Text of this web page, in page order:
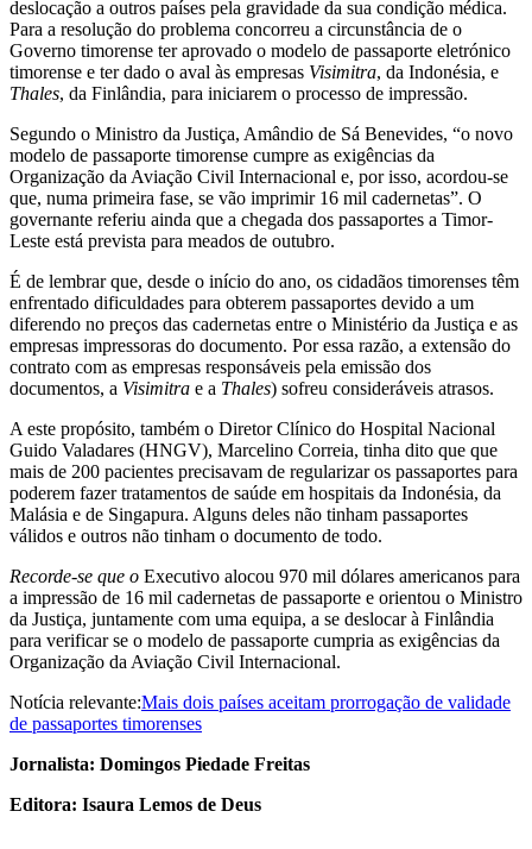
deslocação a outros países pela gravidade da sua condição médica.
Para a resolução do problema concorreu a circunstância de o
Governo timorense ter aprovado o modelo de passaporte eletrónico
timorense e ter dado o aval às empresas Visimitra, da Indonésia, e
Thales, da Finlândia, para iniciarem o processo de impressão.
Segundo o Ministro da Justiça, Amândio de Sá Benevides, “o novo
modelo de passaporte timorense cumpre as exigências da
Organização da Aviação Civil Internacional e, por isso, acordou-se
que, numa primeira fase, se vão imprimir 16 mil cadernetas”. O
governante referiu ainda que a chegada dos passaportes a Timor-
Leste está prevista para meados de outubro.
É de lembrar que, desde o início do ano, os cidadãos timorenses têm
enfrentado dificuldades para obterem passaportes devido a um
diferendo no preços das cadernetas entre o Ministério da Justiça e as
empresas impressoras do documento. Por essa razão, a extensão do
contrato com as empresas responsáveis pela emissão dos
documentos, a Visimitra e a Thales) sofreu consideráveis atrasos.
A este propósito, também o Diretor Clínico do Hospital Nacional
Guido Valadares (HNGV), Marcelino Correia, tinha dito que que
mais de 200 pacientes precisavam de regularizar os passaportes para
poderem fazer tratamentos de saúde em hospitais da Indonésia, da
Malásia e de Singapura. Alguns deles não tinham passaportes
válidos e outros não tinham o documento de todo.
Recorde-se que o Executivo alocou 970 mil dólares americanos para
a impressão de 16 mil cadernetas de passaporte e orientou o Ministro
da Justiça, juntamente com uma equipa, a se deslocar à Finlândia
para verificar se o modelo de passaporte cumpria as exigências da
Organização da Aviação Civil Internacional.
Notícia relevante:Mais dois países aceitam prorrogação de validade
de passaportes timorenses
Jornalista: Domingos Piedade Freitas
Editora: Isaura Lemos de Deus